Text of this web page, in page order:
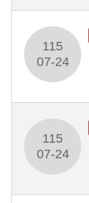
115
07-24
115
07-24